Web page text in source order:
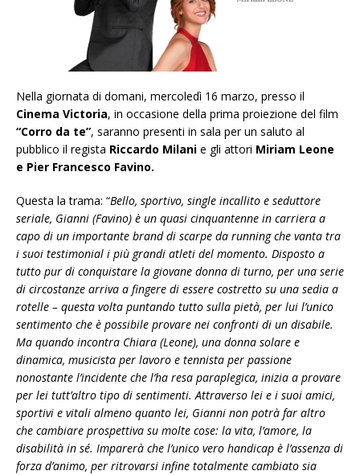
Nella giornata di domani, mercoledì 16 marzo, presso il
Cinema Victoria, in occasione della prima proiezione del film
“Corro da te”, saranno presenti in sala per un saluto al
pubblico il regista Riccardo Milani e gli attori Miriam Leone
e Pier Francesco Favino.
Questa la trama: “Bello, sportivo, single incallito e seduttore
seriale, Gianni (Favino) è un quasi cinquantenne in carriera a
capo di un importante brand di scarpe da running che vanta tra
i suoi testimonial i più grandi atleti del momento. Disposto a
tutto pur di conquistare la giovane donna di turno, per una serie
di circostanze arriva a fingere di essere costretto su una sedia a
rotelle – questa volta puntando tutto sulla pietà, per lui l’unico
sentimento che è possibile provare nei confronti di un disabile.
Ma quando incontra Chiara (Leone), una donna solare e
dinamica, musicista per lavoro e tennista per passione
nonostante l’incidente che l’ha resa paraplegica, inizia a provare
per lei tutt’altro tipo di sentimenti. Attraverso lei e i suoi amici,
sportivi e vitali almeno quanto lei, Gianni non potrà far altro
che cambiare prospettiva su molte cose: la vita, l’amore, la
disabilità in sé. Imparerà che l’unico vero handicap è l’assenza di
forza d’animo, per ritrovarsi infine totalmente cambiato sia